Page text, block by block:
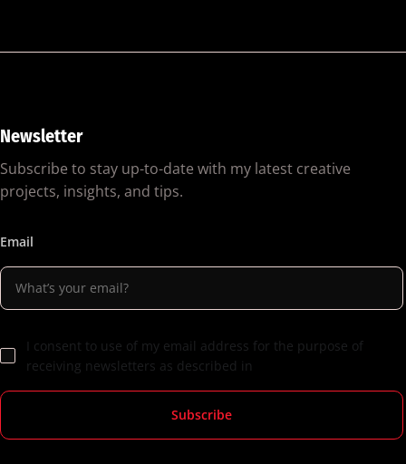
Newsletter
Subscribe to stay up-to-date with my latest creative
projects, insights, and tips.
Email
I consent to use of my email address for the purpose of
receiving newsletters as described in